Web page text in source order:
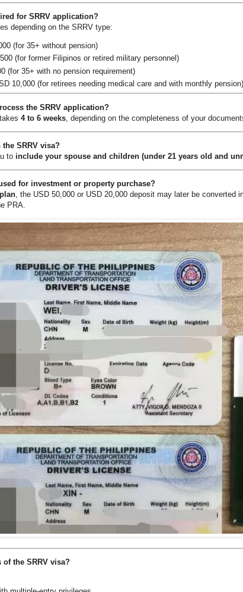
for SRRV application?
depending on the SRRV type:
(for 35+ without pension)
(for former Filipinos or retired military personnel)
(for 35+ with no pension requirement)
10,000 (for retirees needing medical care and with monthly pension)
the SRRV application?
4 to 6 weeks , depending on the completeness of your
SRRV visa?
to include your spouse and children (under 21 years old and
for investment or property purchase?
, the USD 50,000 or USD 20,000 deposit may later be
PRA.
of the SRRV visa?